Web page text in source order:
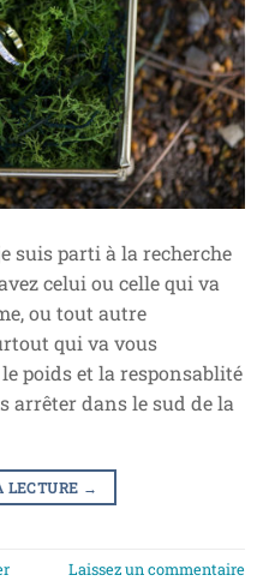
suis parti à la recherche
celui ou celle qui va
ou tout autre
qui va vous
poids et la responsablité
arrêter dans le sud de la
LECTURE →
Laissez un commentaire